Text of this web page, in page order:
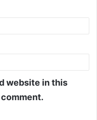
website in this